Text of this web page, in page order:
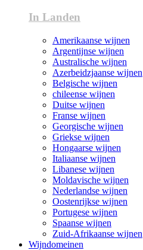
In Landen
Amerikaanse wijnen
Argentijnse wijnen
Australische wijnen
Azerbeidzjaanse wijnen
Belgische wijnen
chileense wijnen
Duitse wijnen
Franse wijnen
Georgische wijnen
Griekse wijnen
Hongaarse wijnen
Italiaanse wijnen
Libanese wijnen
Moldavische wijnen
Nederlandse wijnen
Oostenrijkse wijnen
Portugese wijnen
Spaanse wijnen
Zuid-Afrikaanse wijnen
Wijndomeinen